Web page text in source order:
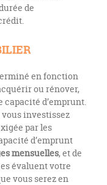
de
en fonction
ou rénover,
capacité d’emprunt.
vous investissez
par les
d’emprunt
mensuelles, et de
évaluent votre
vous serez en